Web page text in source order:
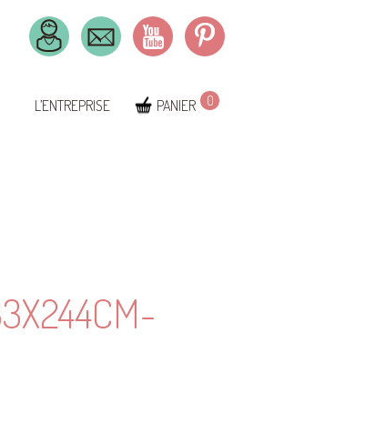
L’ENTREPRISE PANIER 0